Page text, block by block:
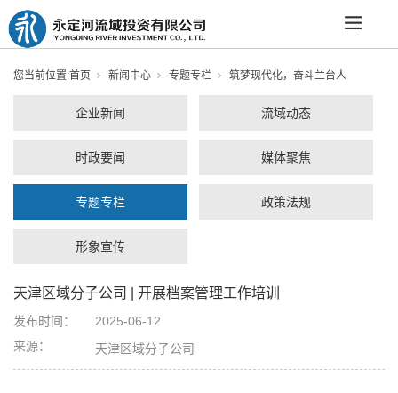
您当前位置:首页 新闻中心 专题专栏 筑梦现代化，奋斗兰台人
企业新闻 流域动态
时政要闻 媒体聚焦
专题专栏 政策法规
形象宣传
天津区域分子公司 | 开展档案管理工作培训
发布时间：
2025-06-12
来源：
天津区域分子公司